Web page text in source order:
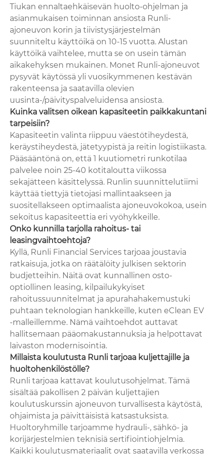
Tiukan ennaltaehkäisevän huolto-ohjelman ja
asianmukaisen toiminnan ansiosta Runli-
ajoneuvon korin ja tiivistysjärjestelmän
suunniteltu käyttöikä on 10-15 vuotta. Alustan
käyttöikä vaihtelee, mutta se on usein tämän
aikakehyksen mukainen. Monet Runli-ajoneuvot
pysyvät käytössä yli vuosikymmenen kestävän
rakenteensa ja saatavilla olevien
uusinta-/päivityspalveluidensa ansiosta.
Kuinka valitsen oikean kapasiteetin paikkakuntani
tarpeisiin?
Kapasiteetin valinta riippuu väestötiheydestä,
keräystiheydestä, jätetyypistä ja reitin logistiikasta.
Pääsääntönä on, että 1 kuutiometri runkotilaa
palvelee noin 25-40 kotitaloutta viikossa
sekajätteen käsittelyssä. Runlin suunnittelutiimi
käyttää tiettyjä tietojasi mallintaakseen ja
suositellakseen optimaalista ajoneuvokokoa, usein
sekoitus kapasiteettia eri vyöhykkeille.
Onko kunnilla tarjolla rahoitus- tai
leasingvaihtoehtoja?
Kyllä, Runli Financial Services tarjoaa joustavia
ratkaisuja, jotka on räätälöity julkisen sektorin
budjetteihin. Näitä ovat kunnallinen osto-
optiollinen leasing, kilpailukykyiset
rahoitussuunnitelmat ja apurahahakemustuki
puhtaan teknologian hankkeille, kuten eClean EV
-malleillemme. Nämä vaihtoehdot auttavat
hallitsemaan pääomakustannuksia ja helpottavat
laivaston modernisointia.
Millaista koulutusta Runli tarjoaa kuljettajille ja
huoltohenkilöstölle?
Runli tarjoaa kattavat koulutusohjelmat. Tämä
sisältää pakollisen 2 päivän kuljettajien
koulutuskurssin ajoneuvon turvallisesta käytöstä,
ohjaimista ja päivittäisistä katsastuksista.
Huoltoryhmille tarjoamme hydrauli-, sähkö- ja
korijärjestelmien teknisiä sertifiointiohjelmia.
Kaikki koulutusmateriaalit ovat saatavilla verkossa